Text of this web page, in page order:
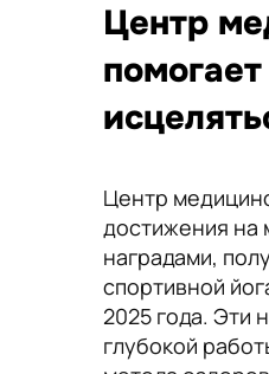
Центр
Центр
достижения
наградами,
спортивной
2025 года. Эти
глубокой